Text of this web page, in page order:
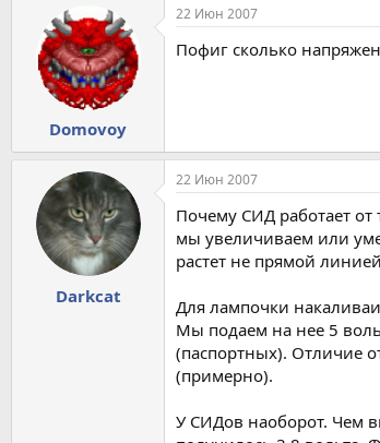
Domovoy
22 Июн 2007
Пофиг сколько
Darkcat
22 Июн 2007
Почему СИД работает
мы увеличиваем или
растет не прямой
Для лампочки
Мы подаем на нее 5
(паспортных). Отличие
(примерно).
У СИДов наоборот. Чем